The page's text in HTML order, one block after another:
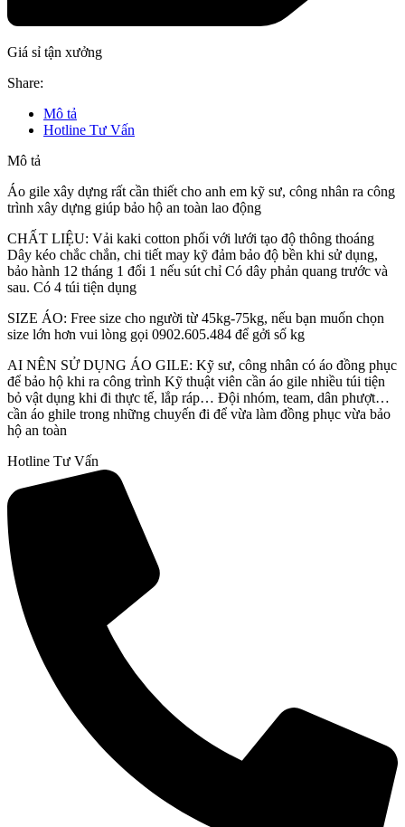
Giá sỉ tận xưởng
Share:
Mô tả
Hotline Tư Vấn
Mô tả
Áo gile xây dựng rất cần thiết cho anh em kỹ sư, công nhân ra công
trình xây dựng giúp bảo hộ an toàn lao động
CHẤT LIỆU: Vải kaki cotton phối với lưới tạo độ thông thoáng
Dây kéo chắc chắn, chi tiết may kỹ đảm bảo độ bền khi sử dụng,
bảo hành 12 tháng 1 đổi 1 nếu sút chỉ Có dây phản quang trước và
sau. Có 4 túi tiện dụng
SIZE ÁO: Free size cho người từ 45kg-75kg, nếu bạn muốn chọn
size lớn hơn vui lòng gọi 0902.605.484 để gởi số kg
AI NÊN SỬ DỤNG ÁO GILE: Kỹ sư, công nhân có áo đồng phục
để bảo hộ khi ra công trình Kỹ thuật viên cần áo gile nhiều túi tiện
bỏ vật dụng khi đi thực tế, lắp ráp… Đội nhóm, team, dân phượt…
cần áo ghile trong những chuyến đi để vừa làm đồng phục vừa bảo
hộ an toàn
Hotline Tư Vấn